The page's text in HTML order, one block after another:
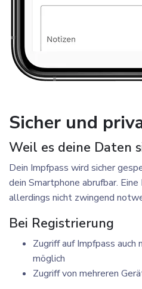
Sicher und
Weil es deine Daten
Dein Impfpass wird sicher
dein Smartphone abrufbar.
allerdings nicht zwingend
Bei Registrierung
Zugriff auf Impfpass
möglich
Zugriff von mehreren